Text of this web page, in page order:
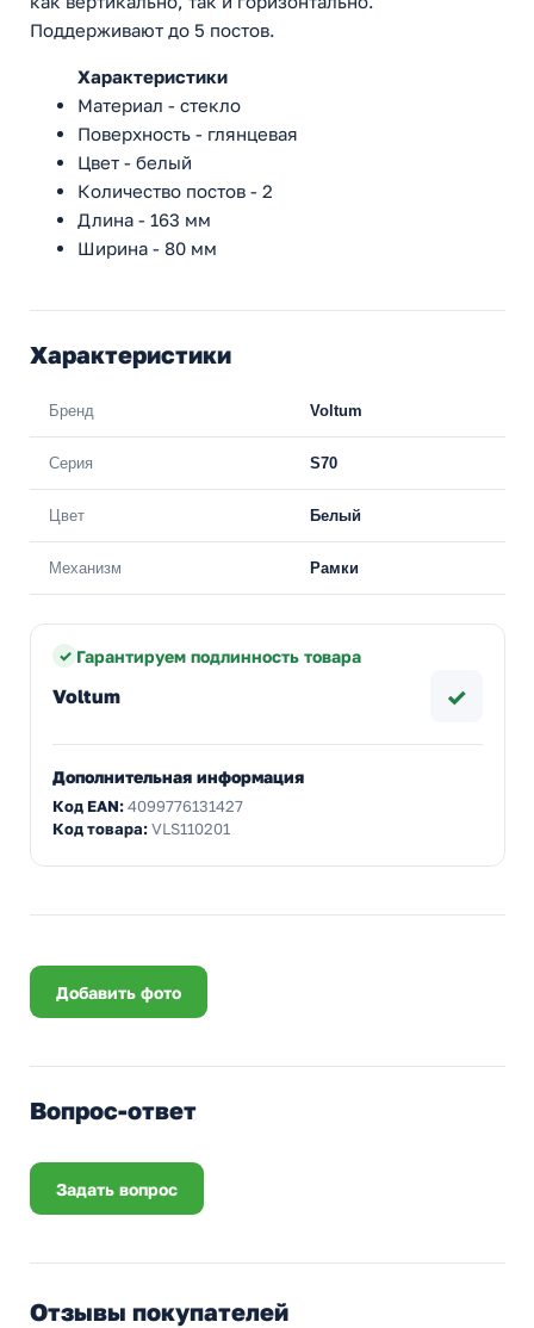
Поддерживают до 5 постов.
Характеристики
Материал - стекло
Поверхность - глянцевая
Цвет - белый
Количество постов - 2
Длина - 163 мм
Ширина - 80 мм
Характеристики
Бренд Voltum
Серия S70
Цвет Белый
Механизм Рамки
Гарантируем подлинность товара
Voltum ✓
Дополнительная информация
Код EAN:4099776131427
Код товара:VLS110201
Добавить фото
Вопрос-ответ
Задать вопрос
Отзывы покупателей